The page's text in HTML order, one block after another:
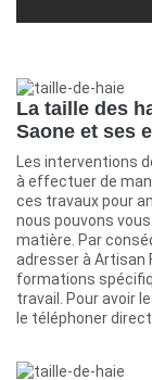
La taille des
Saone et ses
Les interventions
à effectuer de
ces travaux pour
nous pouvons
matière. Par
adresser à Artisan
formations
travail. Pour avoir
le téléphoner